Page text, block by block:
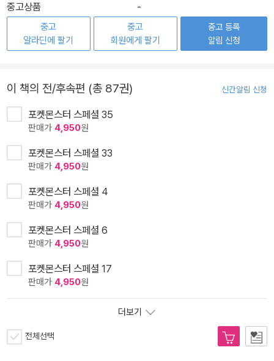
중고상품 -
중고
알라딘에 팔기
중고
회원에게 팔기
중고 등록
알림 신청
이 책의 전/후속편 (총 87권) 신간알림 신청
포켓몬스터 스페셜 35
판매가 4,950원
포켓몬스터 스페셜 33
판매가 4,950원
포켓몬스터 스페셜 4
판매가 4,950원
포켓몬스터 스페셜 6
판매가 4,950원
포켓몬스터 스페셜 17
판매가 4,950원
더보기
전체선택